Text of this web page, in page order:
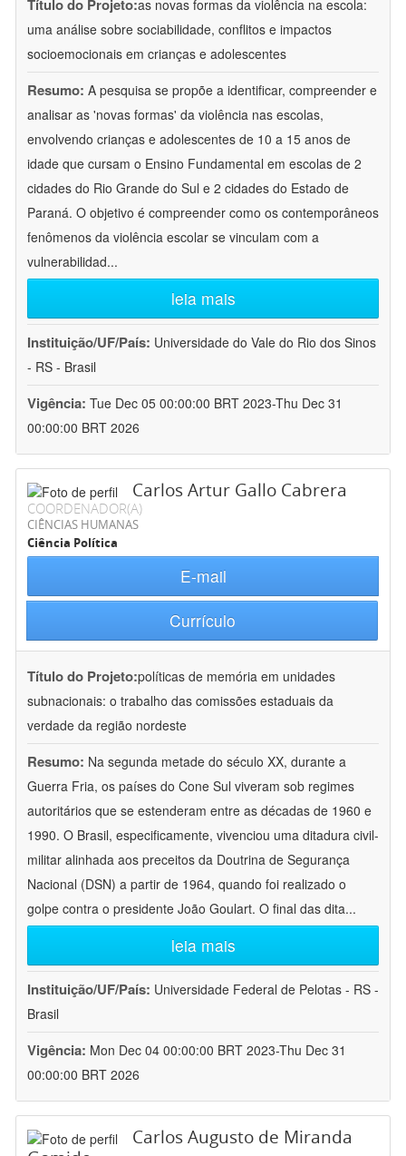
Título do Projeto:as novas formas da violência na escola:
uma análise sobre sociabilidade, conflitos e impactos
socioemocionais em crianças e adolescentes
Resumo: A pesquisa se propõe a identificar, compreender e
analisar as 'novas formas' da violência nas escolas,
envolvendo crianças e adolescentes de 10 a 15 anos de
idade que cursam o Ensino Fundamental em escolas de 2
cidades do Rio Grande do Sul e 2 cidades do Estado de
Paraná. O objetivo é compreender como os contemporâneos
fenômenos da violência escolar se vinculam com a
vulnerabilidad...
leia mais
Instituição/UF/País: Universidade do Vale do Rio dos Sinos
- RS - Brasil
Vigência: Tue Dec 05 00:00:00 BRT 2023-Thu Dec 31
00:00:00 BRT 2026
Carlos Artur Gallo Cabrera
COORDENADOR(A)
CIÊNCIAS HUMANAS
Ciência Política
E-mail
Currículo
Título do Projeto:políticas de memória em unidades
subnacionais: o trabalho das comissões estaduais da
verdade da região nordeste
Resumo: Na segunda metade do século XX, durante a
Guerra Fria, os países do Cone Sul viveram sob regimes
autoritários que se estenderam entre as décadas de 1960 e
1990. O Brasil, especificamente, vivenciou uma ditadura civil-
militar alinhada aos preceitos da Doutrina de Segurança
Nacional (DSN) a partir de 1964, quando foi realizado o
golpe contra o presidente João Goulart. O final das dita...
leia mais
Instituição/UF/País: Universidade Federal de Pelotas - RS -
Brasil
Vigência: Mon Dec 04 00:00:00 BRT 2023-Thu Dec 31
00:00:00 BRT 2026
Carlos Augusto de Miranda